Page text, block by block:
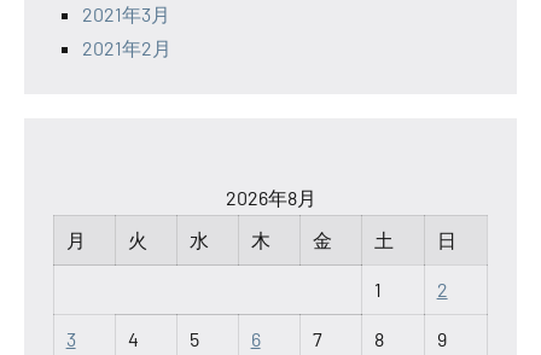
2021年3月
2021年2月
2026年8月
月
火 水 木 金 土 日
1 2
3 4 5 6 7 8 9